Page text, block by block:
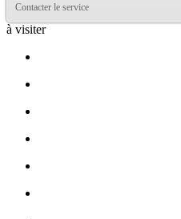
Contacter le service
à visiter